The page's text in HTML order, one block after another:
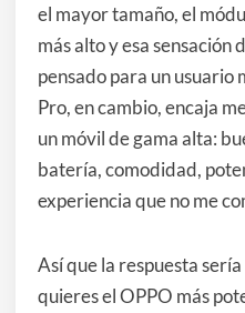
el mayor tamaño, el
más alto y esa sensación
pensado para un usuario
Pro, en cambio, encaja
un móvil de gama alta:
batería, comodidad,
experiencia que no me
Así que la respuesta
quieres el OPPO más